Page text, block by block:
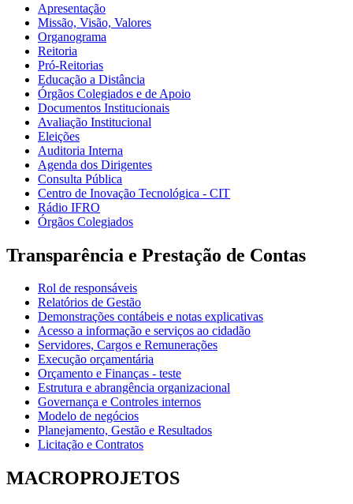
Apresentação
Missão, Visão, Valores
Organograma
Reitoria
Pró-Reitorias
Educação a Distância
Órgãos Colegiados e de Apoio
Documentos Institucionais
Avaliação Institucional
Eleições
Auditoria Interna
Agenda dos Dirigentes
Consulta Pública
Centro de Inovação Tecnológica - CIT
Rádio IFRO
Órgãos Colegiados
Transparência e Prestação de Contas
Rol de responsáveis
Relatórios de Gestão
Demonstrações contábeis e notas explicativas
Acesso a informação e serviços ao cidadão
Servidores, Cargos e Remunerações
Execução orçamentária
Orçamento e Finanças - teste
Estrutura e abrangência organizacional
Governança e Controles internos
Modelo de negócios
Planejamento, Gestão e Resultados
Licitação e Contratos
MACROPROJETOS